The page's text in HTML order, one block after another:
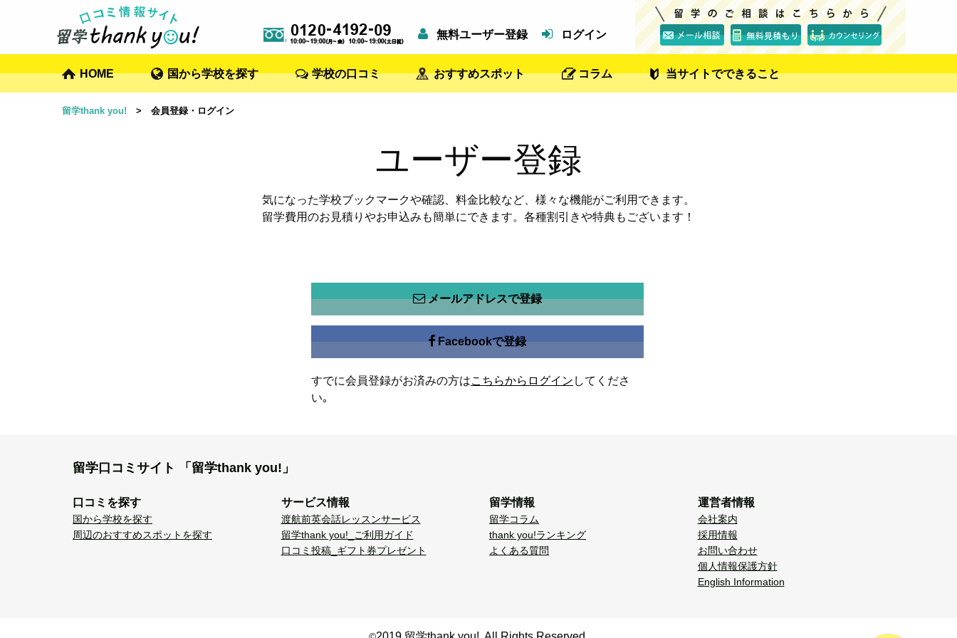
無料ユーザー登録 ログイン
HOME 国から学校を探す 学校の口コミ おすすめスポット コラム 当サイトでできること
留学thank you! > 会員登録・ログイン
ユーザー登録
気になった学校ブックマークや確認、料金比較など、様々な機能がご利用できます。
留学費用のお見積りやお申込みも簡単にできます。各種割引きや特典もございます！
メールアドレスで登録
Facebookで登録
すでに会員登録がお済みの方はこちらからログイン してくださ
い｡
留学口コミサイト 「留学thank you!」
口コミを探す
国から学校を探す
周辺のおすすめスポットを探す
サービス情報
渡航前英会話レッスンサービス
留学thank you!_ご利用ガイド
口コミ投稿_ギフト券プレゼント
留学情報
留学コラム
thank you!ランキング
よくある質問
運営者情報
会社案内
採用情報
お問い合わせ
個人情報保護方針
English Information